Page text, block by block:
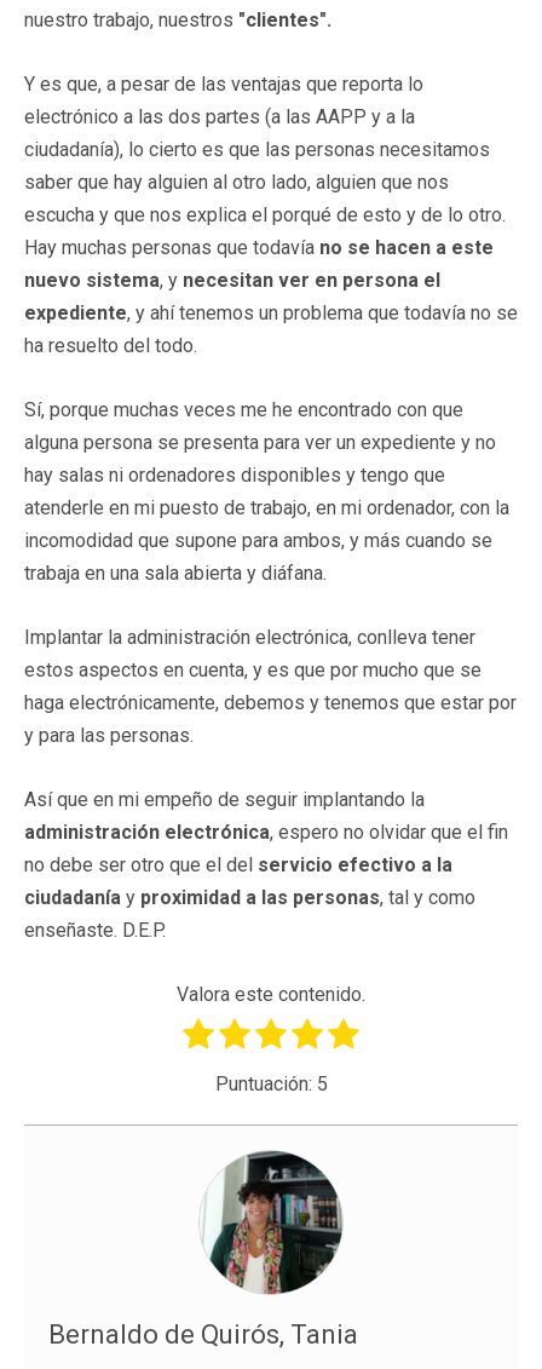
nuestro trabajo, nuestros "clientes".
Y es que, a pesar de las ventajas que reporta lo
electrónico a las dos partes (a las AAPP y a la
ciudadanía), lo cierto es que las personas necesitamos
saber que hay alguien al otro lado, alguien que nos
escucha y que nos explica el porqué de esto y de lo otro.
Hay muchas personas que todavía no se hacen a este
nuevo sistema, y necesitan ver en persona el
expediente, y ahí tenemos un problema que todavía no se
ha resuelto del todo.
Sí, porque muchas veces me he encontrado con que
alguna persona se presenta para ver un expediente y no
hay salas ni ordenadores disponibles y tengo que
atenderle en mi puesto de trabajo, en mi ordenador, con la
incomodidad que supone para ambos, y más cuando se
trabaja en una sala abierta y diáfana.
Implantar la administración electrónica, conlleva tener
estos aspectos en cuenta, y es que por mucho que se
haga electrónicamente, debemos y tenemos que estar por
y para las personas.
Así que en mi empeño de seguir implantando la
administración electrónica, espero no olvidar que el fin
no debe ser otro que el del servicio efectivo a la
ciudadanía y proximidad a las personas, tal y como
enseñaste. D.E.P.
Valora este contenido.
Puntuación: 5
Bernaldo de Quirós, Tania